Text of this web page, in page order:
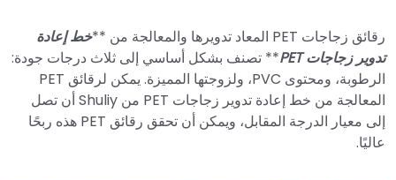
رقائق زجاجات PET المعاد تدويرها والمعالجة من **
خط إعادة
تدوير زجاجات PET
** تصنف بشكل أساسي إلى ثلاث درجات جودة:
الرطوبة، ومحتوى PVC، ولزوجتها المميزة. يمكن لرقائق PET
المعالجة من خط إعادة تدوير زجاجات PET من Shuliy أن تصل
إلى معيار الدرجة المقابل، ويمكن أن تحقق رقائق PET هذه ربحًا
عاليًا.